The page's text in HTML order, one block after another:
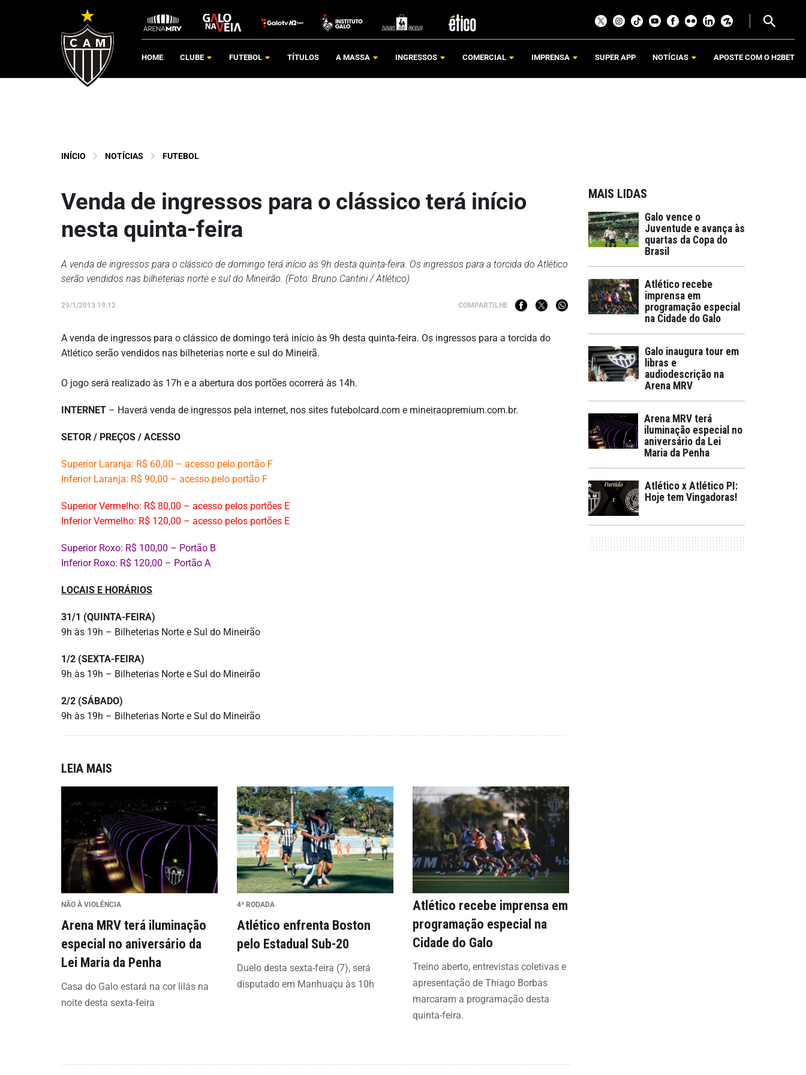
HOME CLUBE FUTEBOL TÍTULOS A MASSA INGRESSOS COMERCIAL IMPRENSA SUPER APP NOTÍCIAS APOSTE COM O H2BET
INÍCIO NOTÍCIAS FUTEBOL
Venda de ingressos para o clássico terá início
nesta quinta-feira
A venda de ingressos para o clássico de domingo terá início às 9h desta quinta-feira. Os ingressos para a torcida do Atlético
serão vendidos nas bilheterias norte e sul do Mineirão. (Foto: Bruno Cantini / Atlético)
29/1/2013 19:12 COMPARTILHE
A venda de ingressos para o clássico de domingo terá início às 9h desta quinta-feira. Os ingressos para a torcida do
Atlético serão vendidos nas bilheterias norte e sul do Mineirã.
O jogo será realizado às 17h e a abertura dos portões ocorrerá às 14h.
INTERNET – Haverá venda de ingressos pela internet, nos sites futebolcard.com e mineiraopremium.com.br.
SETOR / PREÇOS / ACESSO
Superior Laranja: R$ 60,00 – acesso pelo portão F
Inferior Laranja: R$ 90,00 – acesso pelo portão F
Superior Vermelho: R$ 80,00 – acesso pelos portões E
Inferior Vermelho: R$ 120,00 – acesso pelos portões E
Superior Roxo: R$ 100,00 – Portão B
Inferior Roxo: R$ 120,00 – Portão A
LOCAIS E HORÁRIOS
31/1 (QUINTA-FEIRA)
9h às 19h – Bilheterias Norte e Sul do Mineirão
1/2 (SEXTA-FEIRA)
9h às 19h – Bilheterias Norte e Sul do Mineirão
2/2 (SÁBADO)
9h às 19h – Bilheterias Norte e Sul do Mineirão
LEIA MAIS
NÃO À VIOLÊNCIA
Arena MRV terá iluminação
especial no aniversário da
Lei Maria da Penha
Casa do Galo estará na cor lilás na
noite desta sexta-feira
4ª RODADA
Atlético enfrenta Boston
pelo Estadual Sub-20
Duelo desta sexta-feira (7), será
disputado em Manhuaçu às 10h
Atlético recebe imprensa em
programação especial na
Cidade do Galo
Treino aberto, entrevistas coletivas e
apresentação de Thiago Borbas
marcaram a programação desta
quinta-feira.
MAIS LIDAS
Galo vence o
Juventude e avança às
quartas da Copa do
Brasil
Atlético recebe
imprensa em
programação especial
na Cidade do Galo
Galo inaugura tour em
libras e
audiodescrição na
Arena MRV
Arena MRV terá
iluminação especial no
aniversário da Lei
Maria da Penha
Atlético x Atlético PI:
Hoje tem Vingadoras!